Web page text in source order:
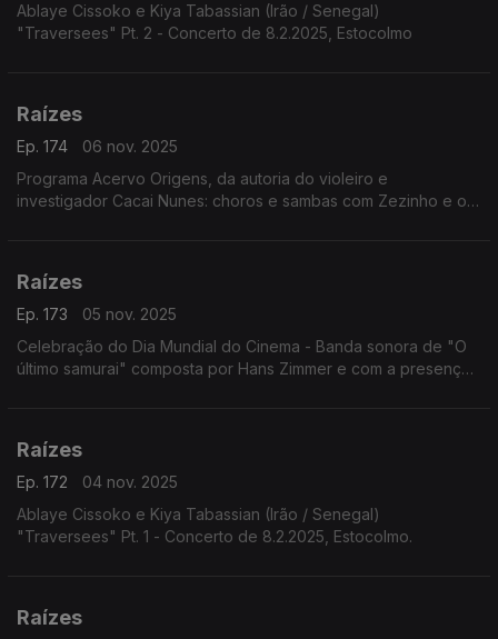
Ablaye Cissoko e Kiya Tabassian (Irão / Senegal)
"Traversees" Pt. 2 - Concerto de 8.2.2025, Estocolmo
Raízes
Ep. 174
06 nov. 2025
Programa Acervo Origens, da autoria do violeiro e
investigador Cacai Nunes: choros e sambas com Zezinho e os
Raízes
Ep. 173
05 nov. 2025
Celebração do Dia Mundial do Cinema - Banda sonora de "O
último samurai" composta por Hans Zimmer e com a presença
Raízes
Ep. 172
04 nov. 2025
Ablaye Cissoko e Kiya Tabassian (Irão / Senegal)
"Traversees" Pt. 1 - Concerto de 8.2.2025, Estocolmo.
Raízes